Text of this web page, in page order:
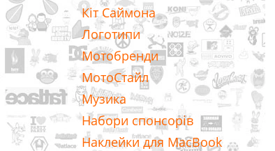
Кіт Саймона
Логотипи
Мотобренди
МотоСтайл
Музика
Набори спонсорів
Наклейки для MacBook